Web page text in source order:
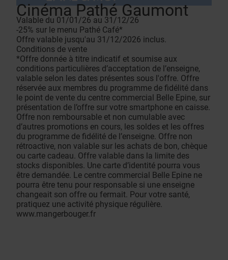
Cinéma Pathé Gaumont
Valable du 01/01/26 au 31/12/26
-25% sur le menu Pathé Café*
Offre valable jusqu'au 31/12/2026 inclus.
Conditions de vente
*Offre donnée à titre indicatif et soumise aux
conditions particulières d’acceptation de l’enseigne,
valable selon les dates présentes sous l'offre. Offre
réservée aux membres du programme de fidélité dans
le point de vente du centre commercial Belle Epine, sur
présentation de l’offre sur votre smartphone en caisse.
Offre non remboursable et non cumulable avec
d’autres promotions en cours, les soldes et les offres
du programme de fidélité de l’enseigne. Offre non
rétroactive, non valable sur les achats de bon, chèque
ou carte cadeau. Offre valable dans la limite des
stocks disponibles. Une carte d’identité pourra vous
être demandée. Le centre commercial Belle Epine ne
pourra être tenu pour responsable si une enseigne
changeait son offre ou fermait. Pour votre santé,
pratiquez une activité physique régulière.
www.mangerbouger.fr